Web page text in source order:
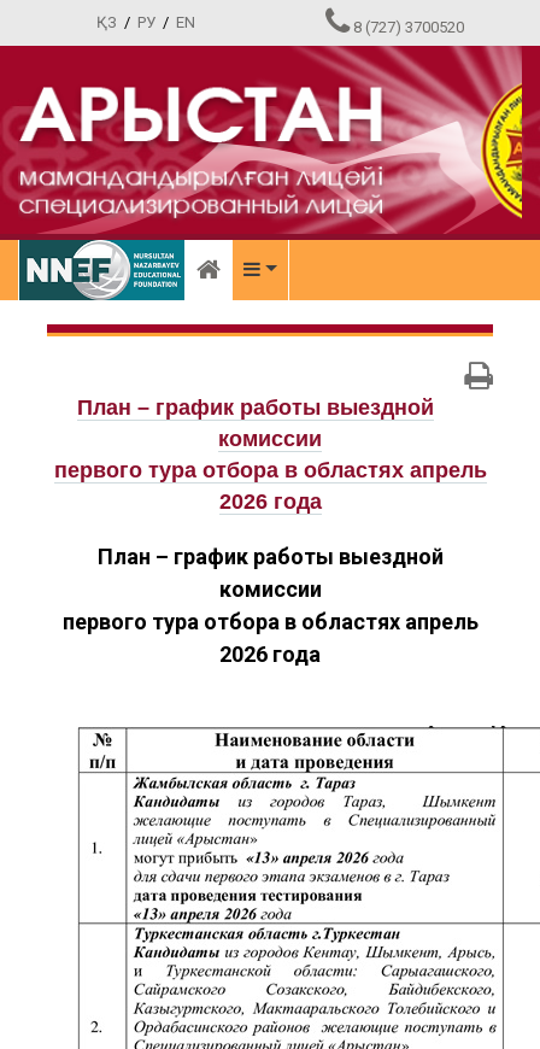
ҚЗ / РУ/ EN 8 (727) 3700520
План – график работы выездной
комиссии
первого тура отбора в областях апрель
2026 года
План – график работы выездной
комиссии
первого тура отбора в областях апрель
2026 года